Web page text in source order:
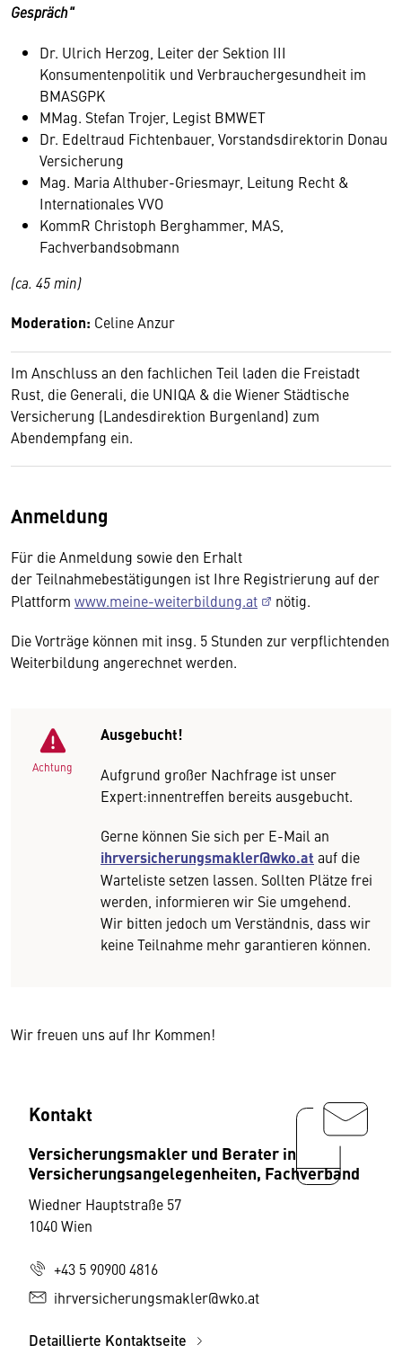
Gespräch"
Dr. Ulrich Herzog, Leiter der Sektion III
Konsumentenpolitik und Verbrauchergesundheit im
BMASGPK
MMag. Stefan Trojer, Legist BMWET
Dr. Edeltraud Fichtenbauer, Vorstandsdirektorin Donau
Versicherung
Mag. Maria Althuber-Griesmayr, Leitung Recht &
Internationales VVO
KommR Christoph Berghammer, MAS,
Fachverbandsobmann
(ca. 45 min)
Moderation: Celine Anzur
Im Anschluss an den fachlichen Teil laden die Freistadt
Rust, die Generali, die UNIQA & die Wiener Städtische
Versicherung (Landesdirektion Burgenland) zum
Abendempfang ein.
Anmeldung
Für die Anmeldung sowie den Erhalt
der Teilnahmebestätigungen ist Ihre Registrierung auf der
Plattform www.meine-weiterbildung.at
nötig.
Die Vorträge können mit insg. 5 Stunden zur verpflichtenden
Weiterbildung angerechnet werden.
Achtung
Ausgebucht!
Aufgrund großer Nachfrage ist unser
Expert:innentreffen bereits ausgebucht.
Gerne können Sie sich per E-Mail an
ihrversicherungsmakler@wko.at auf die
Warteliste setzen lassen. Sollten Plätze frei
werden, informieren wir Sie umgehend.
Wir bitten jedoch um Verständnis, dass wir
keine Teilnahme mehr garantieren können.
Wir freuen uns auf Ihr Kommen!
Kontakt
Versicherungsmakler und Berater in
Versicherungsangelegenheiten, Fachverband
Wiedner Hauptstraße 57
1040 Wien
+43 5 90900 4816
ihrversicherungsmakler@wko.at
Detaillierte Kontaktseite